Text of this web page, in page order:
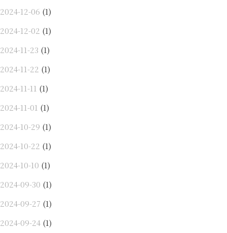
2024-12-06 (1)
2024-12-02 (1)
2024-11-23 (1)
2024-11-22 (1)
2024-11-11 (1)
2024-11-01 (1)
2024-10-29 (1)
2024-10-22 (1)
2024-10-10 (1)
2024-09-30 (1)
2024-09-27 (1)
2024-09-24 (1)